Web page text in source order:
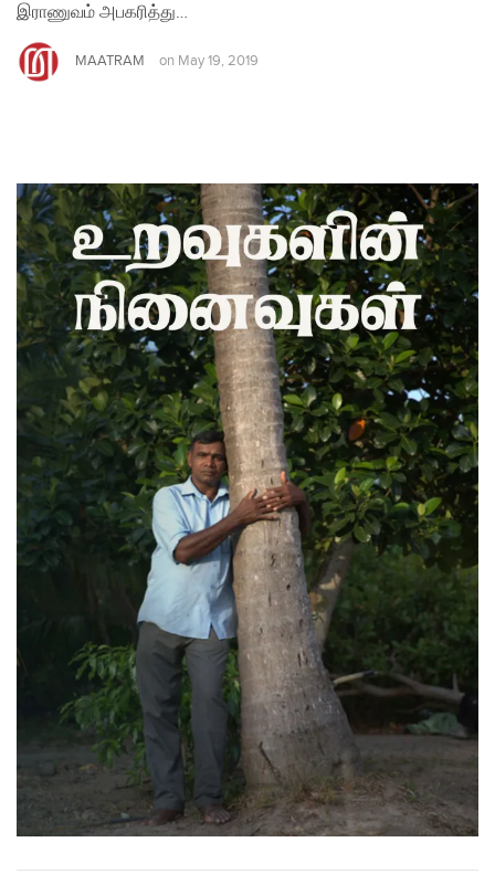
இராணுவம் அபகரித்து…
MAATRAM on May 19, 2019